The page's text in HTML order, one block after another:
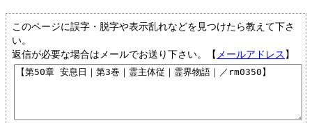
このページに誤字・脱字や表示乱れなどを見つけたら教えて下さ
い。
返信が必要な場合はメールでお送り下さい。【 メールアドレス 】